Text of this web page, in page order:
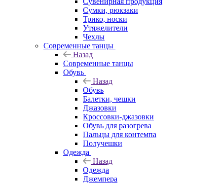
Сумки, рюкзаки
Трико, носки
Утяжелители
Чехлы
Современные танцы
Назад
Современные танцы
Обувь
Назад
Обувь
Балетки, чешки
Джазовки
Кроссовки-джазовки
Обувь для разогрева
Пальцы для контемпа
Получешки
Одежда
Назад
Одежда
Джемпера